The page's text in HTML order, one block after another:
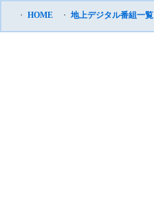
・ HOME ・ 地上デジタル番組一覧